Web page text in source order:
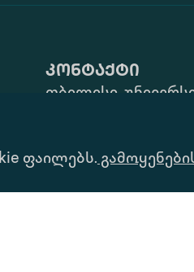
ფაილებს.
კონტაქტი
თბილისი,
info@alte.edu.ge